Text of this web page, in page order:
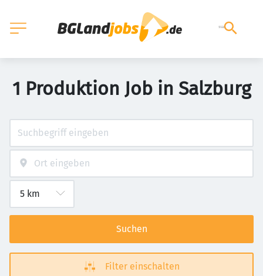
1 Produktion Job in Salzburg
Suchen
Filter einschalten